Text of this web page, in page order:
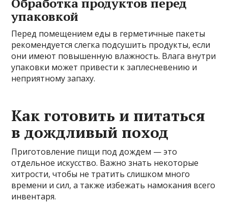
упаковкой
Перед помещением еды в герметичные пакеты
рекомендуется слегка подсушить продукты, если
они имеют повышенную влажность. Влага внутри
упаковки может привести к заплесневению и
неприятному запаху.
Как готовить и питаться
в дождливый поход
Приготовление пищи под дождем — это
отдельное искусство. Важно знать некоторые
хитрости, чтобы не тратить слишком много
времени и сил, а также избежать намокания всего
инвентаря.